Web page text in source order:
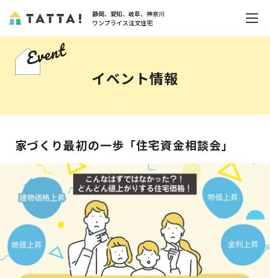
静岡、愛知、岐阜、神奈川
ワンプライス注文住宅
イベント情報
家づくり最初の一歩「住宅資金相談会」